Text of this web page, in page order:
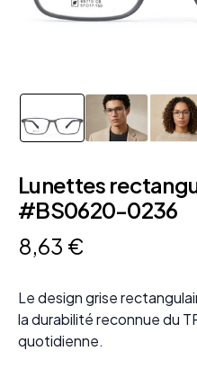
Lunettes
#BS0620-0236
8,63 €
Le design grise
la durabilité reconnue du
quotidienne.